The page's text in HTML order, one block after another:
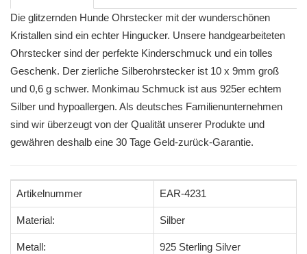
Die glitzernden Hunde Ohrstecker mit der wunderschönen
Kristallen sind ein echter Hingucker. Unsere handgearbeiteten
Ohrstecker sind der perfekte Kinderschmuck und ein tolles
Geschenk. Der zierliche Silberohrstecker ist 10 x 9mm groß
und 0,6 g schwer. Monkimau Schmuck ist aus 925er echtem
Silber und hypoallergen. Als deutsches Familienunternehmen
sind wir überzeugt von der Qualität unserer Produkte und
gewähren deshalb eine 30 Tage Geld-zurück-Garantie.
Artikelnummer EAR-4231
Material: Silber
Metall: 925 Sterling Silver